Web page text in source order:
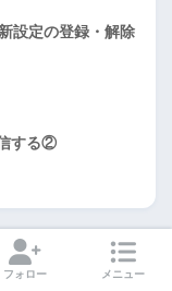
設定の登録・解除
する②
フォロー メニュー